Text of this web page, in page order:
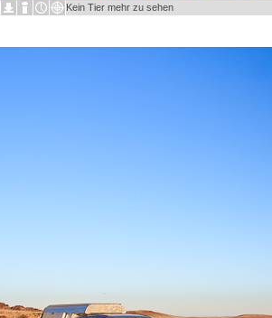
Kein Tier mehr zu sehen